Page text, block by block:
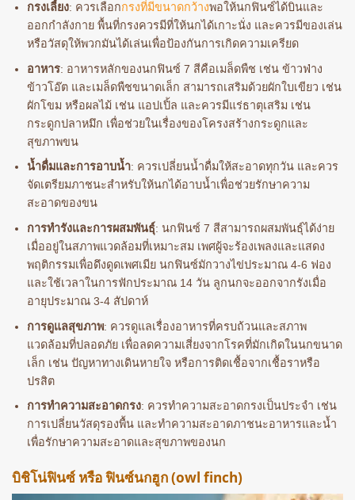
กรงเลี้ยง: ควรเลือกกรงที่มีขนาดกว้างพอให้นกฟินซ์ได้บินและ
ออกกำลังกาย พื้นที่กรงควรมีที่ให้นกได้เกาะนั่ง และควรมีของเล่น
หรือวัสดุให้พวกมันได้เล่นเพื่อป้องกันการเกิดความเครียด
อาหาร: อาหารหลักของนกฟินซ์ 7 สีคือเมล็ดพืช เช่น ข้าวฟ่าง
ข้าวโอ๊ต และเมล็ดพืชขนาดเล็ก สามารถเสริมด้วยผักใบเขียว เช่น
ผักโขม หรือผลไม้ เช่น แอปเปิ้ล และควรมีแร่ธาตุเสริม เช่น
กระดูกปลาหมึก เพื่อช่วยในเรื่องของโครงสร้างกระดูกและ
สุขภาพขน
น้ำดื่มและการอาบน้ำ: ควรเปลี่ยนน้ำดื่มให้สะอาดทุกวัน และควร
จัดเตรียมภาชนะสำหรับให้นกได้อาบน้ำเพื่อช่วยรักษาความ
สะอาดของขน
การทำรังและการผสมพันธุ์: นกฟินซ์ 7 สีสามารถผสมพันธุ์ได้ง่าย
เมื่ออยู่ในสภาพแวดล้อมที่เหมาะสม เพศผู้จะร้องเพลงและแสดง
พฤติกรรมเพื่อดึงดูดเพศเมีย นกฟินซ์มักวางไข่ประมาณ 4-6 ฟอง
และใช้เวลาในการฟักประมาณ 14 วัน ลูกนกจะออกจากรังเมื่อ
อายุประมาณ 3-4 สัปดาห์
การดูแลสุขภาพ: ควรดูแลเรื่องอาหารที่ครบถ้วนและสภาพ
แวดล้อมที่ปลอดภัย เพื่อลดความเสี่ยงจากโรคที่มักเกิดในนกขนาด
เล็ก เช่น ปัญหาทางเดินหายใจ หรือการติดเชื้อจากเชื้อราหรือ
ปรสิต
การทำความสะอาดกรง: ควรทำความสะอาดกรงเป็นประจำ เช่น
การเปลี่ยนวัสดุรองพื้น และทำความสะอาดภาชนะอาหารและน้ำ
เพื่อรักษาความสะอาดและสุขภาพของนก
บิชิโน่ฟินซ์ หรือ ฟินซ์นกฮูก (owl finch)